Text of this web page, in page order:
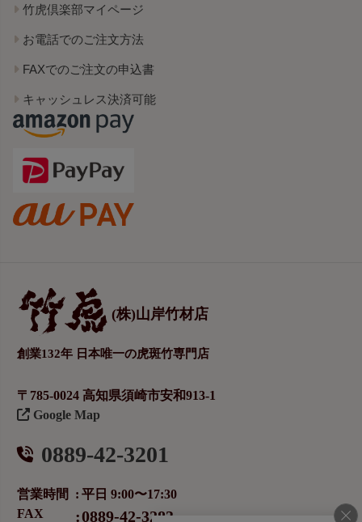
竹虎倶楽部マイページ
お電話でのご注文方法
FAXでのご注文の申込書
キャッシュレス決済可能
(株)山岸竹材店
創業132年 日本唯一の虎斑竹専門店
〒785-0024 高知県須崎市安和913-1
Google Map
0889-42-3201
営業時間
平日 9:00〜17:30
FAX
0889-42-3283